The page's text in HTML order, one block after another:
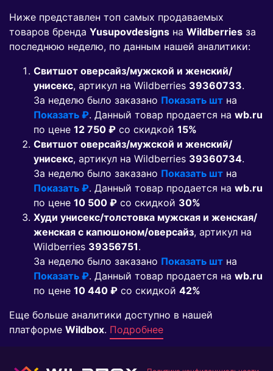
Ниже представлен топ самых продаваемых
товаров бренда Yusupovdesigns на Wildberries за
последнюю неделю, по данным нашей аналитики:
Свитшот оверсайз/мужской и женский/
унисекс, артикул на Wildberries 39360733.
За неделю было заказано Показать шт на
Показать ₽. Данный товар продается на wb.ru
по цене 12 750 ₽ co скидкой 15%
Свитшот оверсайз/мужской и женский/
унисекс, артикул на Wildberries 39360734.
За неделю было заказано Показать шт на
Показать ₽. Данный товар продается на wb.ru
по цене 10 500 ₽ co скидкой 30%
Худи унисекс/толстовка мужская и женская/
женская с капюшоном/оверсайз, артикул на
Wildberries 39356751.
За неделю было заказано Показать шт на
Показать ₽. Данный товар продается на wb.ru
по цене 10 440 ₽ co скидкой 42%
Еще больше аналитики доступно в нашей
платформе Wildbox. Подробнее